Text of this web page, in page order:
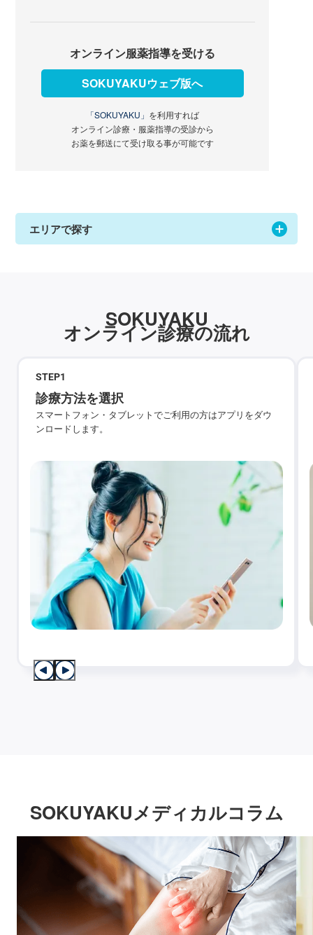
オンライン服薬指導を受ける
SOKUYAKUウェブ版へ
「SOKUYAKU」 を利用すれば
オンライン診療・服薬指導の受診から
お薬を郵送にて受け取る事が可能です
エリアで探す
SOKUYAKU
オンライン診療の流れ
STEP1
診療方法を選択
スマートフォン・タブレットでご利用の方はアプリをダウ
ンロードします。
SOKUYAKUメディカルコラム